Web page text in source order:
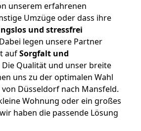
unserem erfahrenen
Umzüge oder dass ihre
und stressfrei
legen unsere Partner
aufSorgfalt und
Die Qualität und unser breite
uns zu der optimalen Wahl
Düsseldorf nach Mansfeld.
Wohnung oder ein großes
haben die passende Lösung